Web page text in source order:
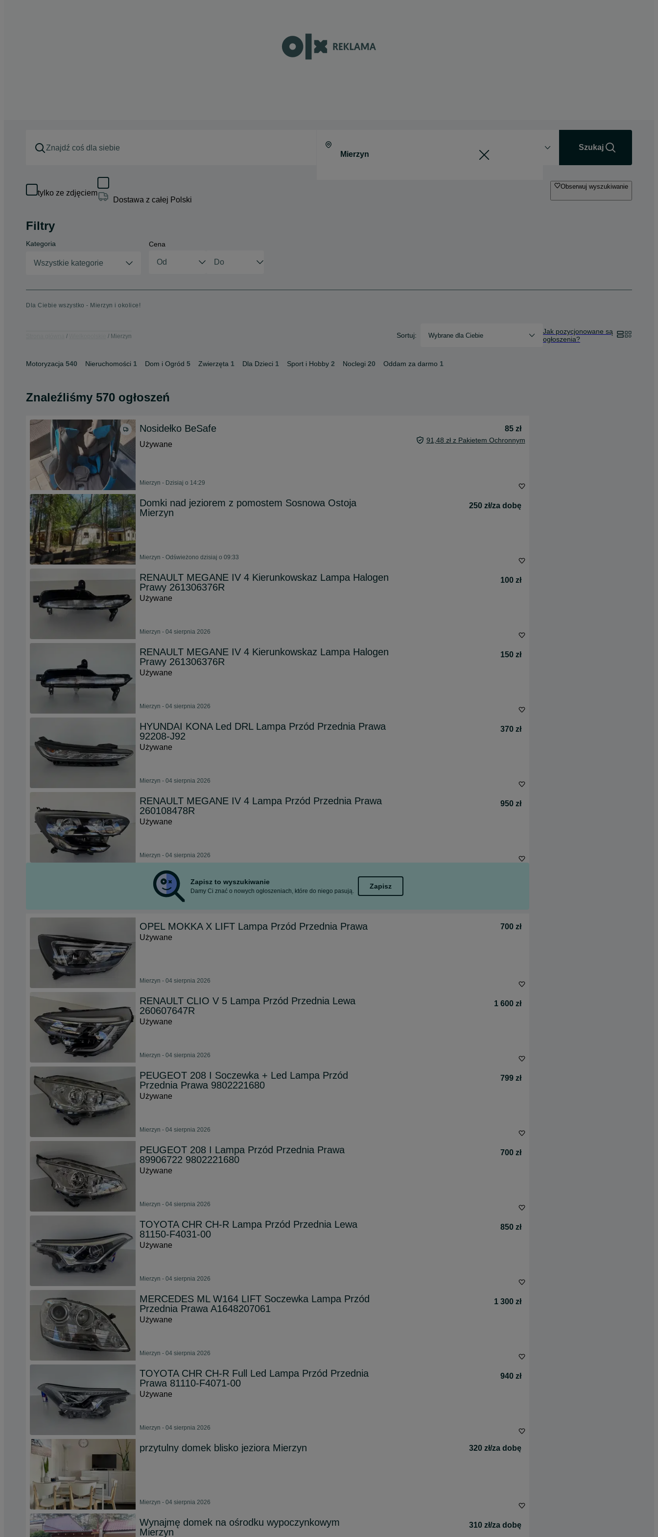
Szukaj
tylko ze zdjęciem
Dostawa z całej Polski
Obserwuj wyszukiwanie
Filtry
Kategoria
Wszystkie kategorie
Cena
Dla Ciebie wszystko - Mierzyn i okolice!
Mierzyn Sortuj: Wybrane dla Ciebie
Jak pozycjonowane są
ogłoszenia?
Motoryzacja 540 Nieruchomości 1 Dom i Ogród 5 Zwierzęta 1 Dla Dzieci 1 Sport i Hobby 2 Noclegi 20 Oddam za darmo 1
Znaleźliśmy 570 ogłoszeń
Nosidełko BeSafe
85 zł
Używane
91,48 zł z Pakietem Ochronnym
Mierzyn - Dzisiaj o 14:29
Domki nad jeziorem z pomostem Sosnowa Ostoja
Mierzyn
250 zł/za dobę
Mierzyn - Odświeżono dzisiaj o 09:33
RENAULT MEGANE IV 4 Kierunkowskaz Lampa Halogen
Prawy 261306376R
100 zł
Używane
Mierzyn - 04 sierpnia 2026
RENAULT MEGANE IV 4 Kierunkowskaz Lampa Halogen
Prawy 261306376R
150 zł
Używane
Mierzyn - 04 sierpnia 2026
HYUNDAI KONA Led DRL Lampa Przód Przednia Prawa
92208-J92
370 zł
Używane
Mierzyn - 04 sierpnia 2026
RENAULT MEGANE IV 4 Lampa Przód Przednia Prawa
260108478R
950 zł
Używane
Mierzyn - 04 sierpnia 2026
Zapisz to wyszukiwanie
Damy Ci znać o nowych ogłoszeniach, które do niego pasują.
Zapisz
OPEL MOKKA X LIFT Lampa Przód Przednia Prawa
700 zł
Używane
Mierzyn - 04 sierpnia 2026
RENAULT CLIO V 5 Lampa Przód Przednia Lewa
260607647R
1 600 zł
Używane
Mierzyn - 04 sierpnia 2026
PEUGEOT 208 I Soczewka + Led Lampa Przód
Przednia Prawa 9802221680
799 zł
Używane
Mierzyn - 04 sierpnia 2026
PEUGEOT 208 I Lampa Przód Przednia Prawa
89906722 9802221680
700 zł
Używane
Mierzyn - 04 sierpnia 2026
TOYOTA CHR CH-R Lampa Przód Przednia Lewa
81150-F4031-00
850 zł
Używane
Mierzyn - 04 sierpnia 2026
MERCEDES ML W164 LIFT Soczewka Lampa Przód
Przednia Prawa A1648207061
1 300 zł
Używane
Mierzyn - 04 sierpnia 2026
TOYOTA CHR CH-R Full Led Lampa Przód Przednia
Prawa 81110-F4071-00
940 zł
Używane
Mierzyn - 04 sierpnia 2026
przytulny domek blisko jeziora Mierzyn 320 zł/za dobę
Mierzyn - 04 sierpnia 2026
Wynajmę domek na ośrodku wypoczynkowym
Mierzyn
310 zł/za dobę